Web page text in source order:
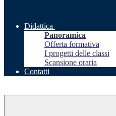
Didattica
Panoramica
Offerta formativa
I progetti delle classi
Scansione oraria
Contatti